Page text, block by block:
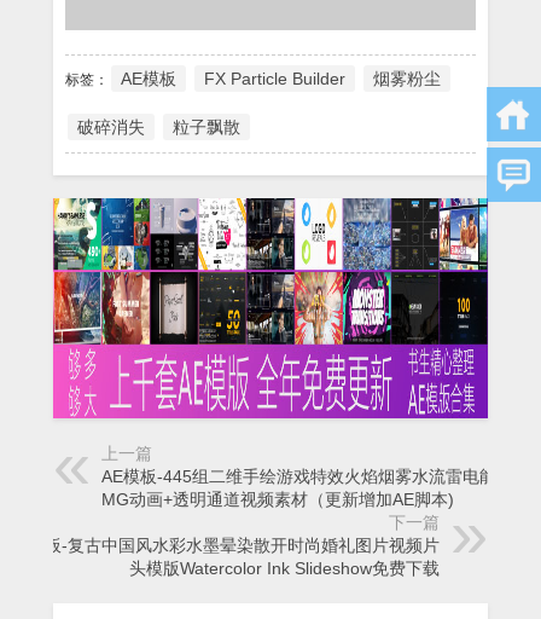
标签： AE模板 FX Particle Builder 烟雾粉尘
破碎消失 粒子飘散
上一篇
AE模板-445组二维手绘游戏特效火焰烟雾水流雷电能量
MG动画+透明通道视频素材（更新增加AE脚本)
下一篇
AE模板-复古中国风水彩水墨晕染散开时尚婚礼图片视频片
头模版Watercolor Ink Slideshow免费下载